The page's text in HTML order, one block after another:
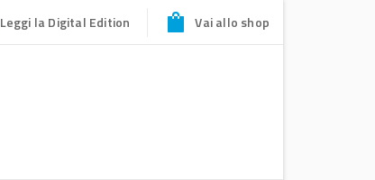
Leggi la Digital Edition Vai allo shop